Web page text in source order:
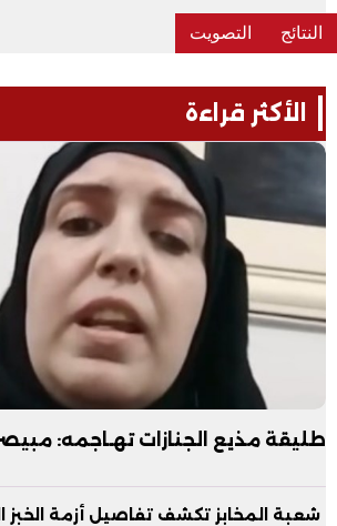
الأكثر قراءة
طليقة مذيع الجنازات تهـاجمه:
شعبة المخابز تكشف تفاصيل أزمة الخبز